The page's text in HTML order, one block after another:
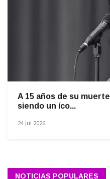
A 15 años de su
siendo un íco...
24 Jul 2026
NOTICIAS POPULARES